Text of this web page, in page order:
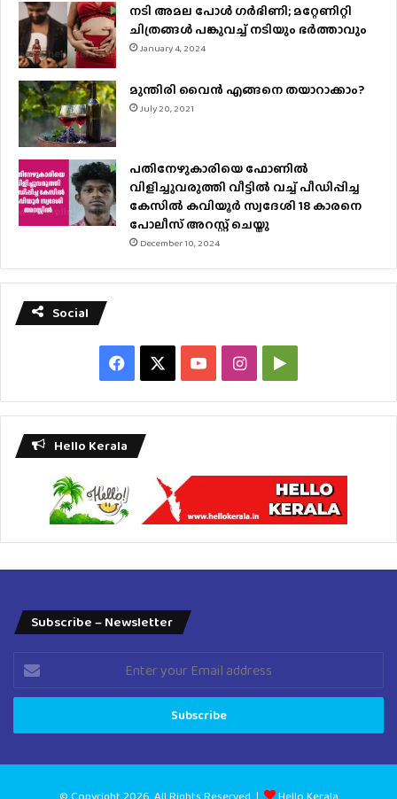
നടി അമല പോൾ ​ഗർഭിണി; മറ്റേണിറ്റി
ചിത്രങ്ങള്‍ പങ്കുവച്ച് നടിയും ഭർത്താവും
January 4, 2024
മുന്തിരി വൈന്‍ എങ്ങനെ തയാറാക്കാം?
July 20, 2021
പതിനേഴുകാരിയെ ഫോണിൽ
വിളിച്ചുവരുത്തി വീട്ടിൽ വച്ച് പീഡിപ്പിച്ച
കേസിൽ കവിയൂർ സ്വദേശി 18 കാരനെ
പോലീസ് അറസ്റ്റ് ചെയ്തു
December 10, 2024
Social
Facebook YouTubeInstagramGoogle
Play
Hello Kerala
Subscribe – Newsletter
your
Email